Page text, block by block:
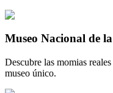
Museo Nacional de
Descubre las momias
museo único.